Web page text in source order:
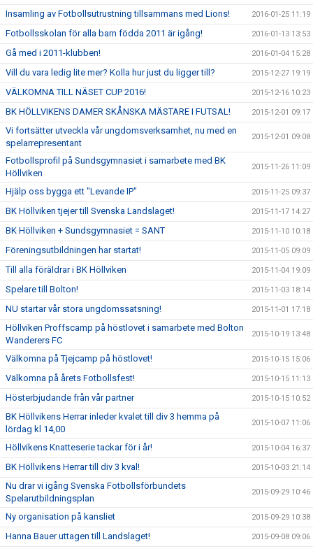
Insamling av Fotbollsutrustning tillsammans med Lions! 2016-01-25 11:19
Fotbollsskolan för alla barn födda 2011 är igång! 2016-01-13 13:53
Gå med i 2011-klubben! 2016-01-04 15:28
Vill du vara ledig lite mer? Kolla hur just du ligger till? 2015-12-27 19:19
VÄLKOMNA TILL NÄSET CUP 2016! 2015-12-16 10:23
BK HÖLLVIKENS DAMER SKÅNSKA MÄSTARE I FUTSAL! 2015-12-01 09:17
Vi fortsätter utveckla vår ungdomsverksamhet, nu med en
spelarrepresentant
2015-12-01 09:08
Fotbollsprofil på Sundsgymnasiet i samarbete med BK
Höllviken
2015-11-26 11:09
Hjälp oss bygga ett "Levande IP" 2015-11-25 09:37
BK Höllviken tjejer till Svenska Landslaget! 2015-11-17 14:27
BK Höllviken + Sundsgymnasiet = SANT 2015-11-10 10:18
Föreningsutbildningen har startat! 2015-11-05 09:09
Till alla föräldrar i BK Höllviken 2015-11-04 19:09
Spelare till Bolton! 2015-11-03 18:14
NU startar vår stora ungdomssatsning! 2015-11-01 17:18
Höllviken Proffscamp på höstlovet i samarbete med Bolton
Wanderers FC
2015-10-19 13:48
Välkomna på Tjejcamp på höstlovet! 2015-10-15 15:06
Välkomna på årets Fotbollsfest! 2015-10-15 11:13
Hösterbjudande från vår partner 2015-10-15 10:52
BK Höllvikens Herrar inleder kvalet till div 3 hemma på
lördag kl 14,00
2015-10-07 11:06
Höllvikens Knatteserie tackar för i år! 2015-10-04 16:37
BK Höllvikens Herrar till div 3 kval! 2015-10-03 21:14
Nu drar vi igång Svenska Fotbollsförbundets
Spelarutbildningsplan
2015-09-29 10:46
Ny organisation på kansliet 2015-09-29 10:38
Hanna Bauer uttagen till Landslaget! 2015-09-08 09:06